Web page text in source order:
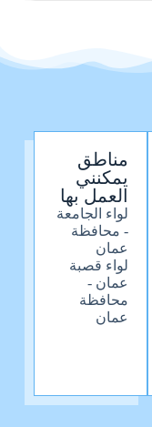
مناطق
يمكنني
العمل بها
لواء الجامعة
- محافظة
عمان
لواء قصبة
عمان -
محافظة
عمان